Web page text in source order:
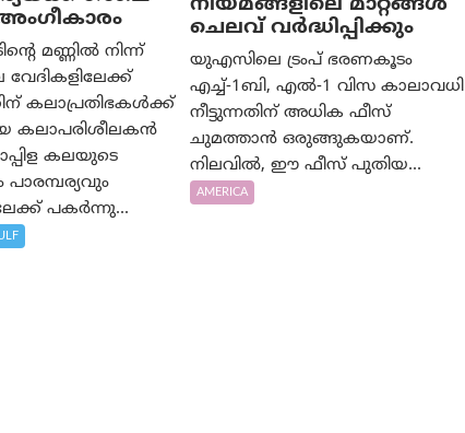
മണ്ണിൽ നിന്ന്
കലാപ്രതിഭകൾക്ക്
കലാപരിശീലകൻ
കലയുടെ
പകർന്നു...
നിയമങ്ങളിലെ മാറ്റങ്ങൾ
ചെലവ് വർദ്ധിപ്പിക്കും
യുഎസിലെ ട്രംപ് ഭരണകൂടം
എച്ച്-1ബി, എൽ-1 വിസ കാലാവധി
നീട്ടുന്നതിന് അധിക ഫീസ്
ചുമത്താൻ ഒരുങ്ങുകയാണ്.
നിലവിൽ, ഈ ഫീസ് പുതിയ...
AMERICA